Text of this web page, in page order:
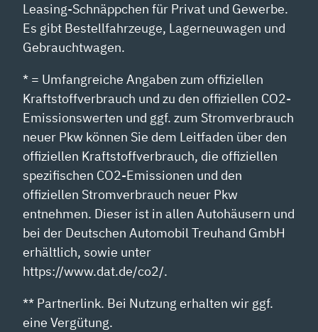
Leasing-Schnäppchen für Privat und Gewerbe.
Es gibt Bestellfahrzeuge, Lagerneuwagen und
Gebrauchtwagen.
* = Umfangreiche Angaben zum offiziellen
Kraftstoffverbrauch und zu den offiziellen CO2-
Emissionswerten und ggf. zum Stromverbrauch
neuer Pkw können Sie dem Leitfaden über den
offiziellen Kraftstoffverbrauch, die offiziellen
spezifischen CO2-Emissionen und den
offiziellen Stromverbrauch neuer Pkw
entnehmen. Dieser ist in allen Autohäusern und
bei der Deutschen Automobil Treuhand GmbH
erhältlich, sowie unter
https://www.dat.de/co2/.
** Partnerlink. Bei Nutzung erhalten wir ggf.
eine Vergütung.